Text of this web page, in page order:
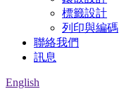
標籤設計
列印與編碼
聯絡我們
訊息
English